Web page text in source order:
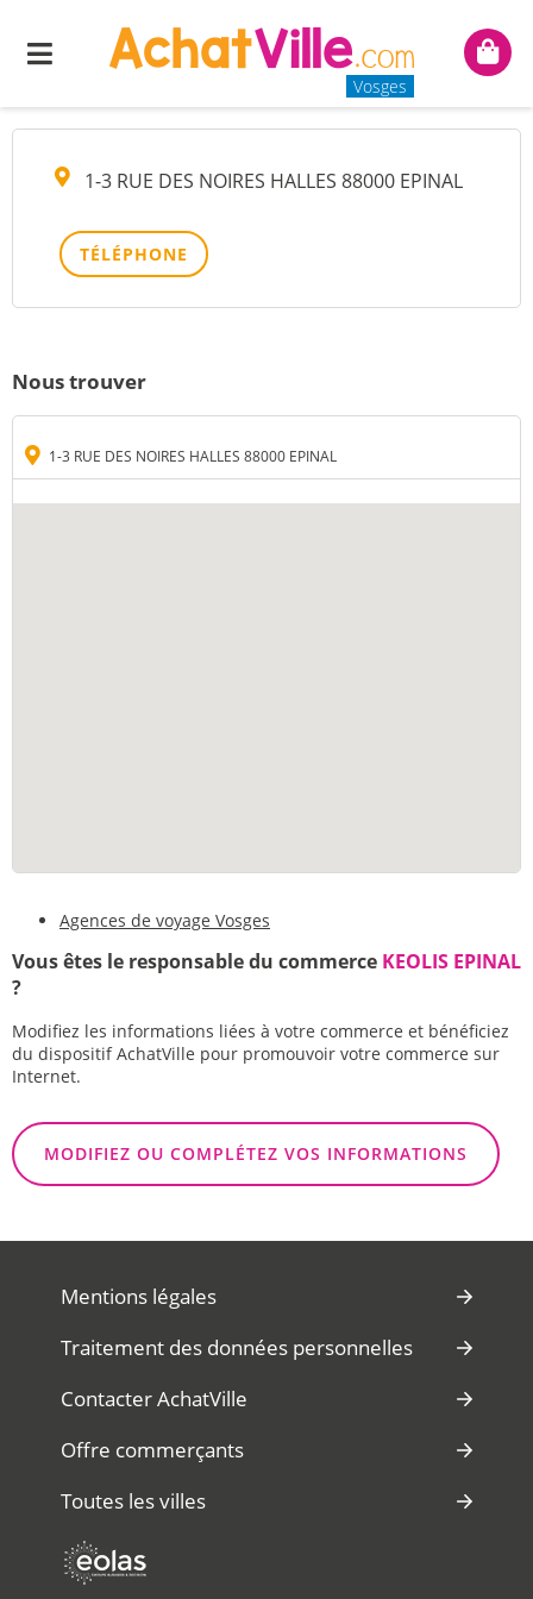
Menu
Vosges
Mon
KEOLIS EPINAL
1-3 RUE DES NOIRES HALLES 88000 EPINAL
TÉLÉPHONE
Nous trouver
1-3 RUE DES NOIRES HALLES 88000 EPINAL
Agences de voyage Vosges
Vous êtes le responsable du commerce KEOLIS EPINAL
?
Modifiez les informations liées à votre commerce et bénéficiez
du dispositif AchatVille pour promouvoir votre commerce sur
Internet.
MODIFIEZ OU COMPLÉTEZ VOS INFORMATIONS
Mentions légales
Traitement des données personnelles
Contacter AchatVille
Offre commerçants
Toutes les villes